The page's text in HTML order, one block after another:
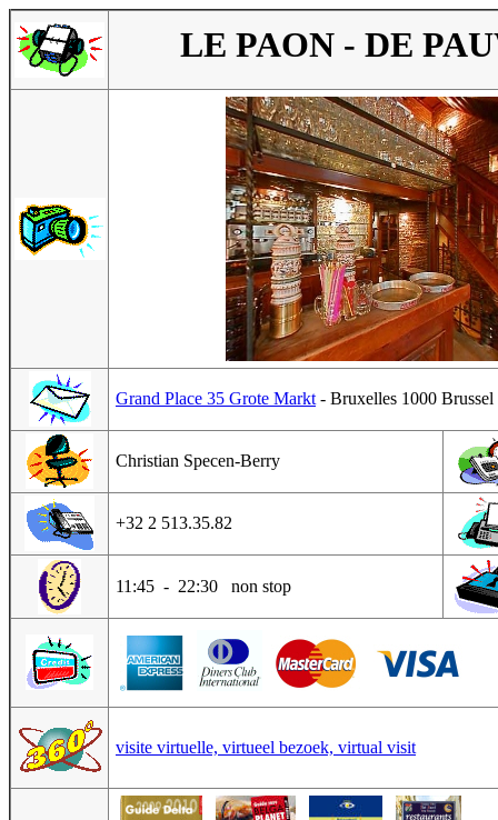
LE PAON - DE
Grand Place 35 Grote Markt - Bruxelles 1000 Brussel
Christian Specen-Berry
+32 2 513.35.82
11:45 - 22:30 non stop
visite virtuelle, virtueel bezoek, virtual visit